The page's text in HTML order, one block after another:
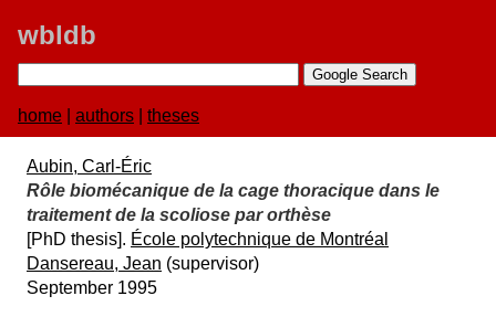
wbldb
home authors theses
Aubin, Carl-Éric
Rôle biomécanique de la cage thoracique dans le
traitement de la scoliose par orthèse
[PhD thesis]. É​cole polytechnique de Montré​al
Dansereau, Jean (supervisor)
September 1995